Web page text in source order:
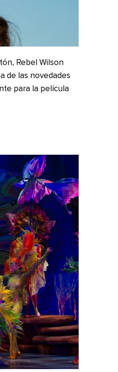
Rebel Wilson
de las novedades
para la película